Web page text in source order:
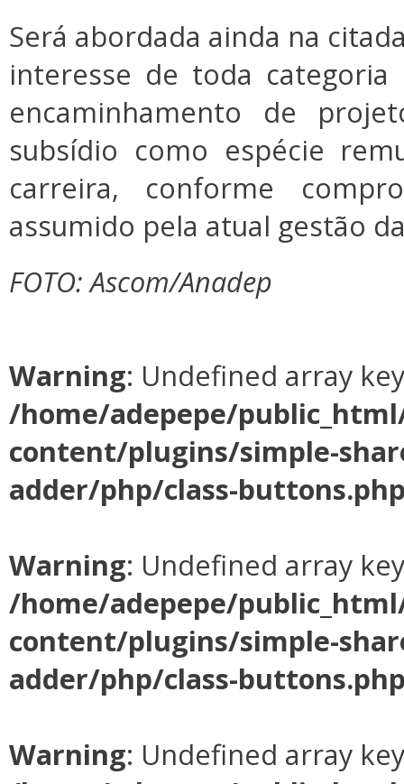
Será abordada ainda na
interesse de toda
encaminhamento de
subsídio como espécie
carreira, conforme
assumido pela atual gestão
FOTO: Ascom/Anadep
Warning: Undefined array
/home/adepepe/
content/plugins/simple-
adder/php/class-
Warning: Undefined array
/home/adepepe/
content/plugins/simple-
adder/php/class-
Warning: Undefined array